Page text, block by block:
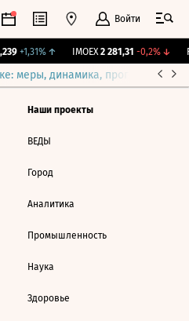
Войти
+1,31%↑ IMOEX 2 281,31 -0,2%↓
меры, динамика, прогнозы
Наши проекты
ВЕДЫ
Город
Аналитика
Промышленность
Наука
Здоровье